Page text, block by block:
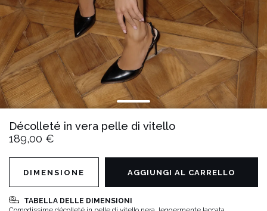
Décolleté in vera pelle di vitello
189,00 €
TABELLA DELLE DIMENSIONI
DIMENSIONE AGGIUNGI AL CARRELLO